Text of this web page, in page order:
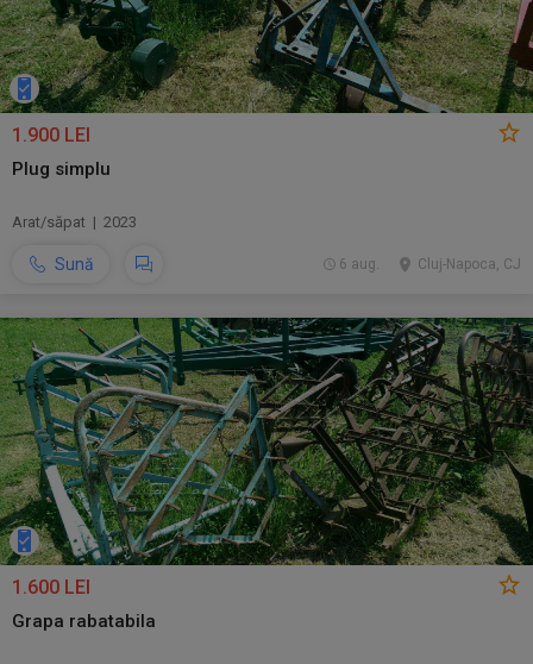
1.900 LEI
Plug simplu
Arat/săpat | 2023
Sună Cluj-Napoca, CJ
6 aug.
1.600 LEI
Grapa rabatabila